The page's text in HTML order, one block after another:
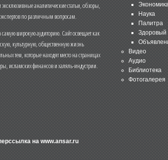
аналитические статьи, обзоры,
по различным вопросам.
широкую аудиторию. Сайт освещает как
культурную, общественную жизнь
тем, которые находят место на страницах
исламских финансов и халяль-индустрии.
на www.ansar.ru
Экономика
Наука
Палитра
Здоровый
Видео
Аудио
Библиотека
Фотогалерея